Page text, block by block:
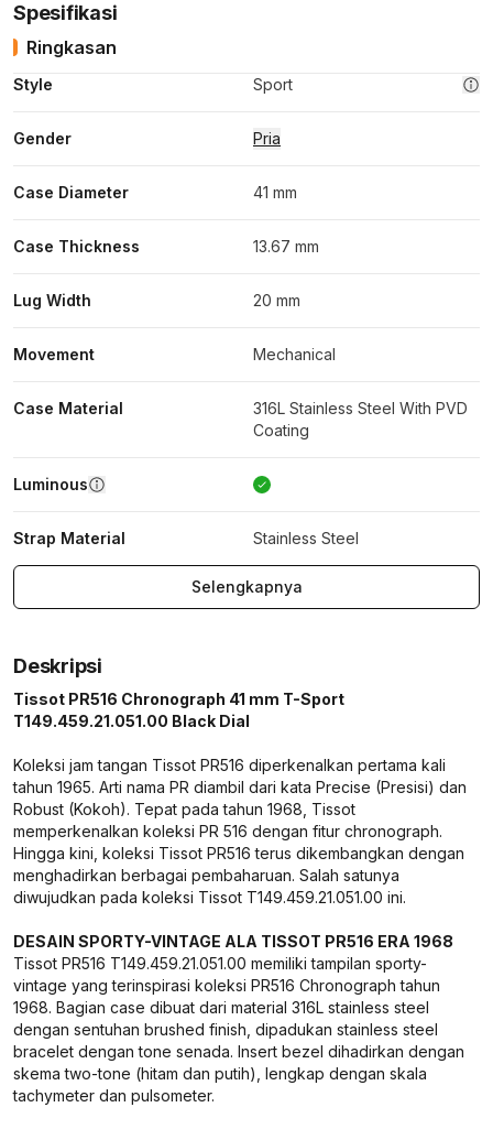
Spesifikasi
Ringkasan
Style Sport
Gender Pria
Case Diameter 41 mm
Case Thickness 13.67 mm
Lug Width 20 mm
Movement Mechanical
Case Material
316L Stainless Steel With PVD
Coating
Luminous
Strap Material Stainless Steel
Selengkapnya
Deskripsi
Tissot PR516 Chronograph 41 mm T-Sport
T149.459.21.051.00 Black Dial
Koleksi jam tangan Tissot PR516 diperkenalkan pertama kali
tahun 1965. Arti nama PR diambil dari kata Precise (Presisi) dan
Robust (Kokoh). Tepat pada tahun 1968, Tissot
memperkenalkan koleksi PR 516 dengan fitur chronograph.
Hingga kini, koleksi Tissot PR516 terus dikembangkan dengan
menghadirkan berbagai pembaharuan. Salah satunya
diwujudkan pada koleksi Tissot T149.459.21.051.00 ini.
DESAIN SPORTY-VINTAGE ALA TISSOT PR516 ERA 1968
Tissot PR516 T149.459.21.051.00 memiliki tampilan sporty-
vintage yang terinspirasi koleksi PR516 Chronograph tahun
1968. Bagian case dibuat dari material 316L stainless steel
dengan sentuhan brushed finish, dipadukan stainless steel
bracelet dengan tone senada. Insert bezel dihadirkan dengan
skema two-tone (hitam dan putih), lengkap dengan skala
tachymeter dan pulsometer.